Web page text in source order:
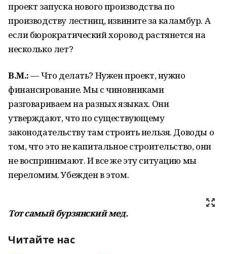
проект запуска нового производства по
производству лестниц, извините за каламбур. А
если бюрократический хоровод растянется на
несколько лет?
В.М.:— Что делать? Нужен проект, нужно
финансирование. Мы с чиновниками
разговариваем на разных языках. Они
утверждают, что по существующему
законодательству там строить нельзя. Доводы о
том, что это не капитальное строительство, они
не воспринимают. И все же эту ситуацию мы
переломим. Убежден в этом.
Тот самый бурзянский мед.
Читайте нас